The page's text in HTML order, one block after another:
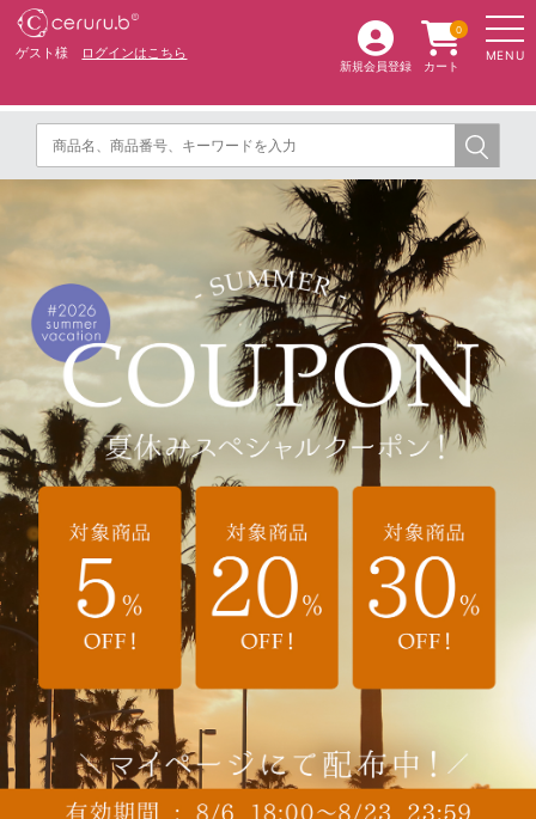
ゲスト様 ログインはこちら MENU
新規会員登録 カート
0